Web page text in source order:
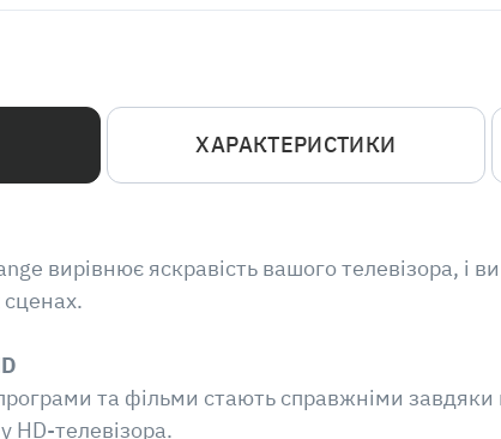
вирівнює яскравість вашого телевізора,
та фільми стають справжніми
HD-телевізора.
ХАРАКТЕРИСТИКИ